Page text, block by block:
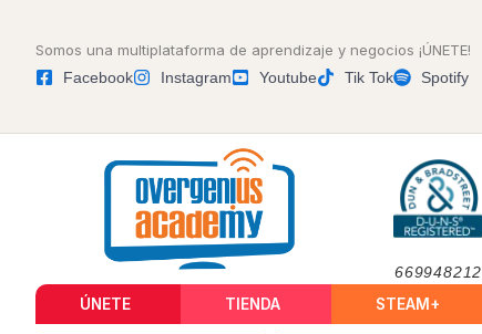
Somos una multiplataforma de aprendizaje y negocios ¡ÚNETE!
Facebook
Instagram Youtube Tik Tok Spotify
669948212
ÚNETE TIENDA STEAM+